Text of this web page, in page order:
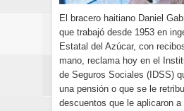
El bracero haitiano Daniel
que trabajó desde 1953 en
Estatal del Azúcar, con
mano, reclama hoy en el
de Seguros Sociales (IDSS)
una pensión o que se le
descuentos que le aplicaron